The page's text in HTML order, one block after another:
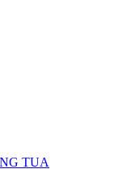
TUA